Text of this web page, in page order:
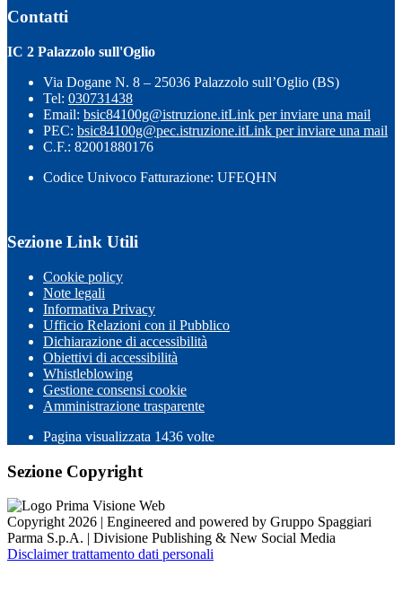
Contatti
IC 2 Palazzolo sull'Oglio
Via Dogane N. 8 – 25036 Palazzolo sull’Oglio (BS)
Tel: 030731438
Email: bsic84100g@istruzione.itLink per inviare una mail
PEC: bsic84100g@pec.istruzione.itLink per inviare una mail
C.F.: 82001880176
Codice Univoco Fatturazione: UFEQHN
Sezione Link Utili
Cookie policy
Note legali
Informativa Privacy
Ufficio Relazioni con il Pubblico
Dichiarazione di accessibilità
Obiettivi di accessibilità
Whistleblowing
Gestione consensi cookie
Amministrazione trasparente
Pagina visualizzata 1436 volte
Sezione Copyright
Copyright 2026 | Engineered and powered by Gruppo Spaggiari
Parma S.p.A. | Divisione Publishing & New Social Media
Disclaimer trattamento dati personali